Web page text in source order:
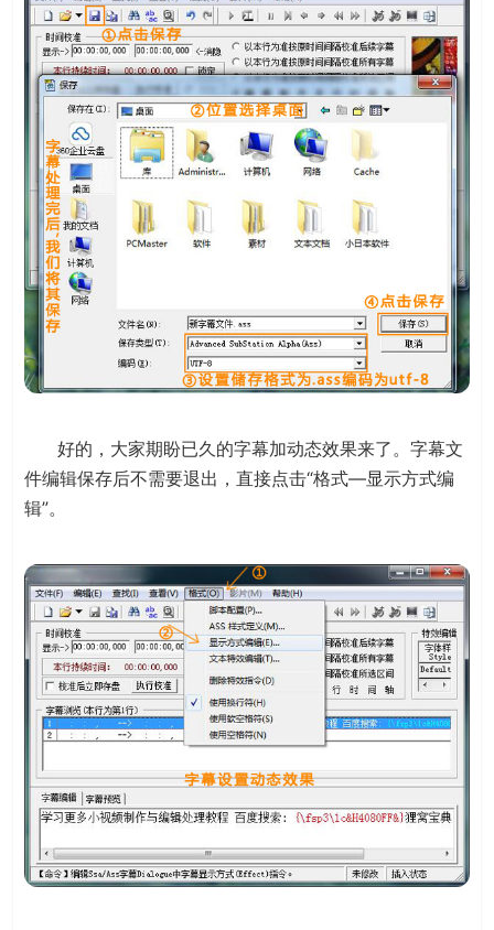
好的，大家期盼已久的字幕加动态效果来了。字幕文
件编辑保存后不需要退出，直接点击“格式—显示方式编
辑”。